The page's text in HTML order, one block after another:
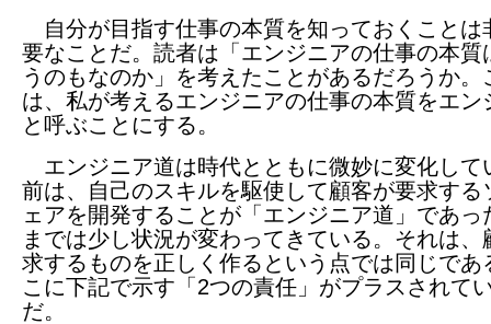
自分が目指す仕事の本質を知っておくことは
要なことだ。読者は「エンジニアの仕事の本質
うのもなのか」を考えたことがあるだろうか。
は、私が考えるエンジニアの仕事の本質をエン
と呼ぶことにする。
エンジニア道は時代とともに微妙に変化して
前は、自己のスキルを駆使して顧客が要求する
ェアを開発することが「エンジニア道」であっ
までは少し状況が変わってきている。それは、
求するものを正しく作るという点では同じであ
こに下記で示す「2つの責任」がプラスされて
だ。